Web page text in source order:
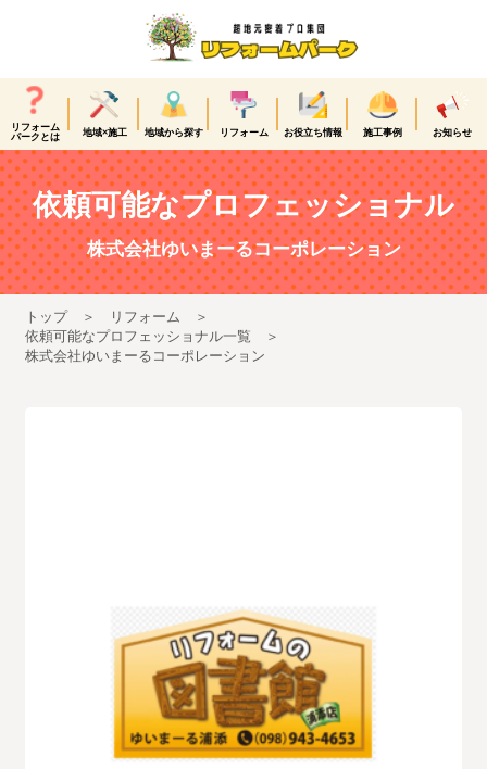
リフォーム
パークとは
地域×施工 地域から探す リフォーム お役立ち情報 施工事例 お知らせ
依頼可能なプロフェッショナル
株式会社ゆいまーるコーポレーション
トップ
リフォーム
依頼可能なプロフェッショナル一覧
株式会社ゆいまーるコーポレーション